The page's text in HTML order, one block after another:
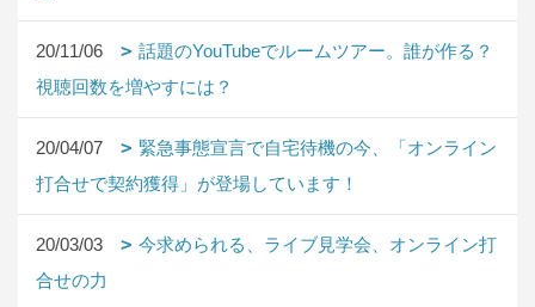
20/11/06
話題のYouTubeでルームツアー。誰が作る？
視聴回数を増やすには？
20/04/07
緊急事態宣言で自宅待機の今、「オンライン
打合せで契約獲得」が登場しています！
20/03/03
今求められる、ライブ見学会、オンライン打
合せの力